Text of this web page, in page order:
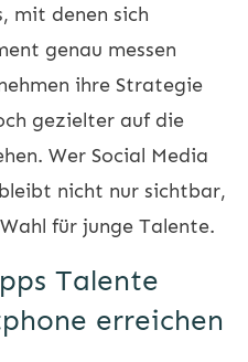
mit denen sich
genau messen
ihre Strategie
gezielter auf die
Wer Social Media
nicht nur sichtbar,
für junge Talente.
Talente
erreichen